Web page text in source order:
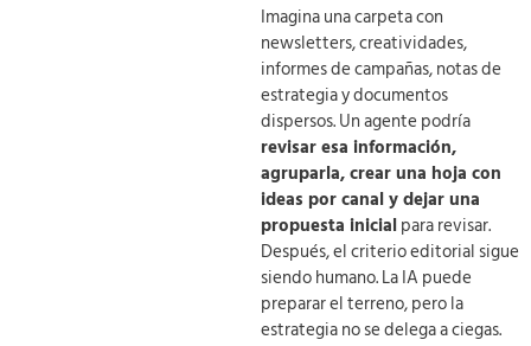
Imagina una carpeta con
newsletters, creatividades,
informes de campañas, notas de
estrategia y documentos
dispersos. Un agente podría
revisar esa información,
agruparla, crear una hoja con
ideas por canal y dejar una
propuesta inicialpara revisar.
Después, el criterio editorial sigue
siendo humano. La IA puede
preparar el terreno, pero la
estrategia no se delega a ciegas.